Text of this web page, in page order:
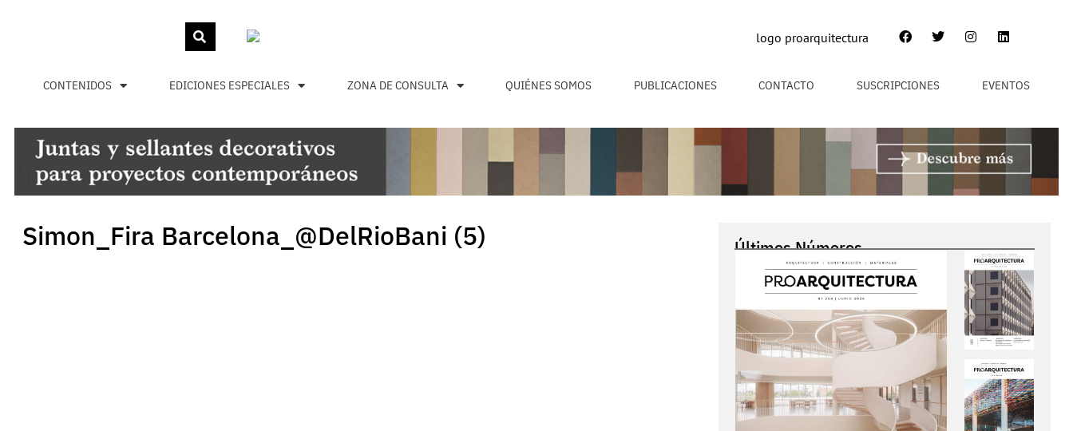
CONTENIDOS EDICIONES ESPECIALES ZONA DE CONSULTA QUIÉNES SOMOS PUBLICACIONES CONTACTO SUSCRIPCIONES EVENTOS
Simon_Fira Barcelona_@DelRioBani (5) Últimos Números